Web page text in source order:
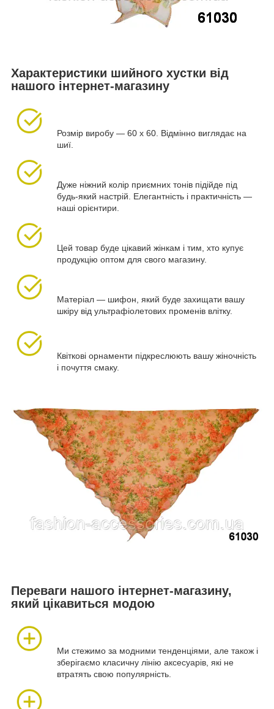
Характеристики шийного хустки від
нашого інтернет-магазину
Розмір виробу — 60 х 60. Відмінно виглядає на
шиї.
Дуже ніжний колір приємних тонів підійде під
будь-який настрій. Елегантність і практичність —
наші орієнтири.
Цей товар буде цікавий жінкам і тим, хто купує
продукцію оптом для свого магазину.
Матеріал — шифон, який буде захищати вашу
шкіру від ультрафіолетових променів влітку.
Квіткові орнаменти підкреслюють вашу жіночність
і почуття смаку.
Переваги нашого інтернет-магазину,
який цікавиться модою
Ми стежимо за модними тенденціями, але також і
зберігаємо класичну лінію аксесуарів, які не
втратять свою популярність.